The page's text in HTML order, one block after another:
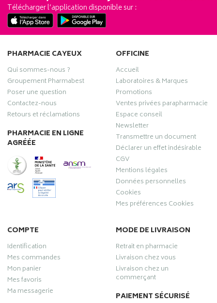
Télécharger l’application disponible sur :
PHARMACIE CAYEUX
Qui sommes-nous ?
Groupement Pharmabest
Poser une question
Contactez-nous
Retours et réclamations
PHARMACIE EN LIGNE
AGRÉÉE
OFFICINE
Accueil
Laboratoires & Marques
Promotions
Ventes privées parapharmacie
Espace conseil
Newsletter
Transmettre un document
Déclarer un effet indésirable
CGV
Mentions légales
Données personnelles
Cookies
Mes préférences Cookies
COMPTE
Identification
Mes commandes
Mon panier
Mes favoris
Ma messagerie
MODE DE LIVRAISON
Retrait en pharmacie
Livraison chez vous
Livraison chez un
commerçant
PAIEMENT SÉCURISÉ